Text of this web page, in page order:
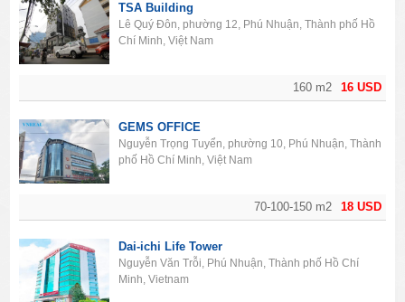
16 USD
160 m2
TSA Building
Lê Quý Đôn, phường 12, Phú Nhuận, Thành phố Hồ
Chí Minh, Việt Nam
18 USD
70-100-150 m2
GEMS OFFICE
Nguyễn Trọng Tuyển, phường 10, Phú Nhuận, Thành
phố Hồ Chí Minh, Việt Nam
Dai-ichi Life Tower
Nguyễn Văn Trỗi, Phú Nhuận, Thành phố Hồ Chí
Minh, Vietnam